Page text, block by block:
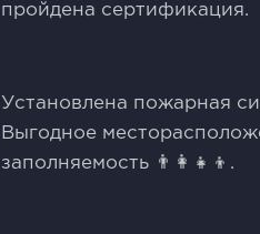
пройдена сертификация.
Установлена пожарная
Выгодное
заполняемость 👨‍👩‍👧‍👦.